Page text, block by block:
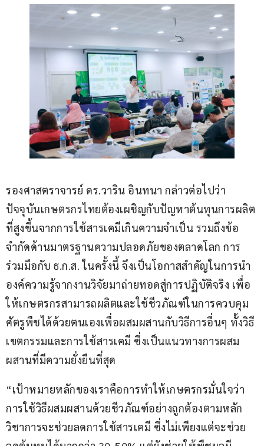
รองศาสตราจารย์ ดร.วาริน อินทนา กล่าวต่อไปว่า
ปัจจุบันเกษตรกรไทยต้องเผชิญกับปัญหาต้นทุนการผลิต
ที่สูงขึ้นจากการใช้สารเคมีเกินความจำเป็น รวมถึงข้อ
จำกัดด้านมาตรฐานความปลอดภัยของตลาดโลก การ
ร่วมมือกับ ธ.ก.ส. ในครั้งนี้ จึงเป็นโอกาสสำคัญในการนำ
องค์ความรู้จากงานวิจัยมาถ่ายทอดสู่การปฏิบัติจริง เพื่อ
ให้เกษตรกรสามารถผลิตและใช้ชีวภัณฑ์ในการควบคุม
ศัตรูพืชได้ด้วยตนเองเพื่อผสมผสานกับวิธีการอื่นๆ ทั้งวิธี
เขตกรรมและการใช้สารเคมี ซึ่งเป็นแนวทางการผสม
ผสานที่มีความยั่งยืนที่สุด
“เป้าหมายหลักของเราคือการทำให้เกษตรกรมั่นใจว่า
การใช้วิธีผสมผสานด้วยชีวภัณฑ์อย่างถูกต้องตามหลัก
วิชาการจะช่วยลดการใช้สารเคมี ซึ่งไม่เพียงแต่จะช่วย